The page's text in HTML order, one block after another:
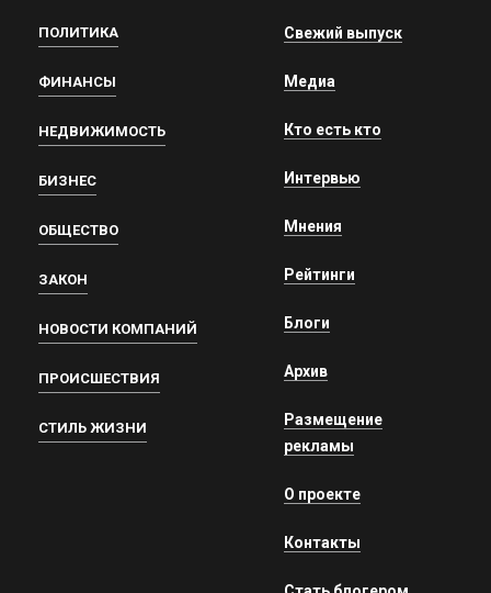
ПОЛИТИКА
ФИНАНСЫ
НЕДВИЖИМОСТЬ
БИЗНЕС
ОБЩЕСТВО
ЗАКОН
НОВОСТИ КОМПАНИЙ
ПРОИСШЕСТВИЯ
СТИЛЬ ЖИЗНИ
Свежий выпуск
Медиа
Кто есть кто
Интервью
Мнения
Рейтинги
Блоги
Архив
Размещение
рекламы
О проекте
Контакты